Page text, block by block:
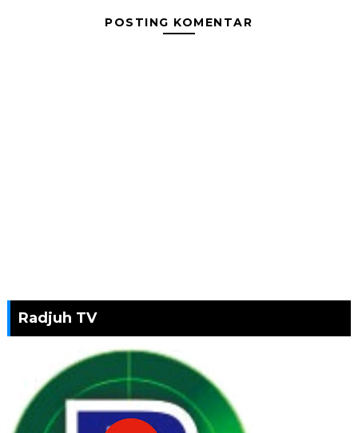
POSTING KOMENTAR
Radjuh TV